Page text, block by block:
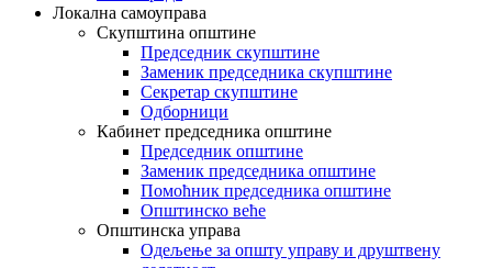
Локална самоуправа
Скупштина општине
Председник скупштине
Заменик председника скупштине
Секретар скупштине
Одборници
Кабинет председника општине
Председник општине
Заменик председника општине
Помоћник председника општине
Општинско веће
Општинска управа
Одељење за општу управу и друштвену